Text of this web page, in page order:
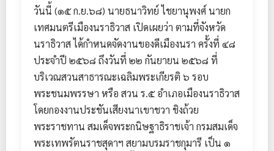
วันนี้ (๑๕ ก.ย.๖๘) นายธนาวิทย์ ไชยานุพงศ์ นายก
เทศมนตรีเมืองนราธิวาส เปิดเผยว่า ตามที่จังหวัด
นราธิวาส ได้กำหนดจัดงานของดีเมืองนรา ครั้งที่ ๔๘
ประจำปี ๒๕๖๘ ถึงวันที่ ๒๒ กันยายน ๒๕๖๘ ที่
บริเวณสวนสาธารณะเฉลิมพระเกียรติ ๖ รอบ
พระชนมพรรษา หรือ สวน ร.๕ อำเภอเมืองนราธิวาส
โดยกองงานประชันเสียงนาเขาชวา ชิงถ้วย
พระราชทาน สมเด็จพระกนิษฐาธิราชเจ้า กรมสมเด็จ
พระเทพรัตนราชสุดาฯ สยามบรมราชกุมารี เป็น ๑